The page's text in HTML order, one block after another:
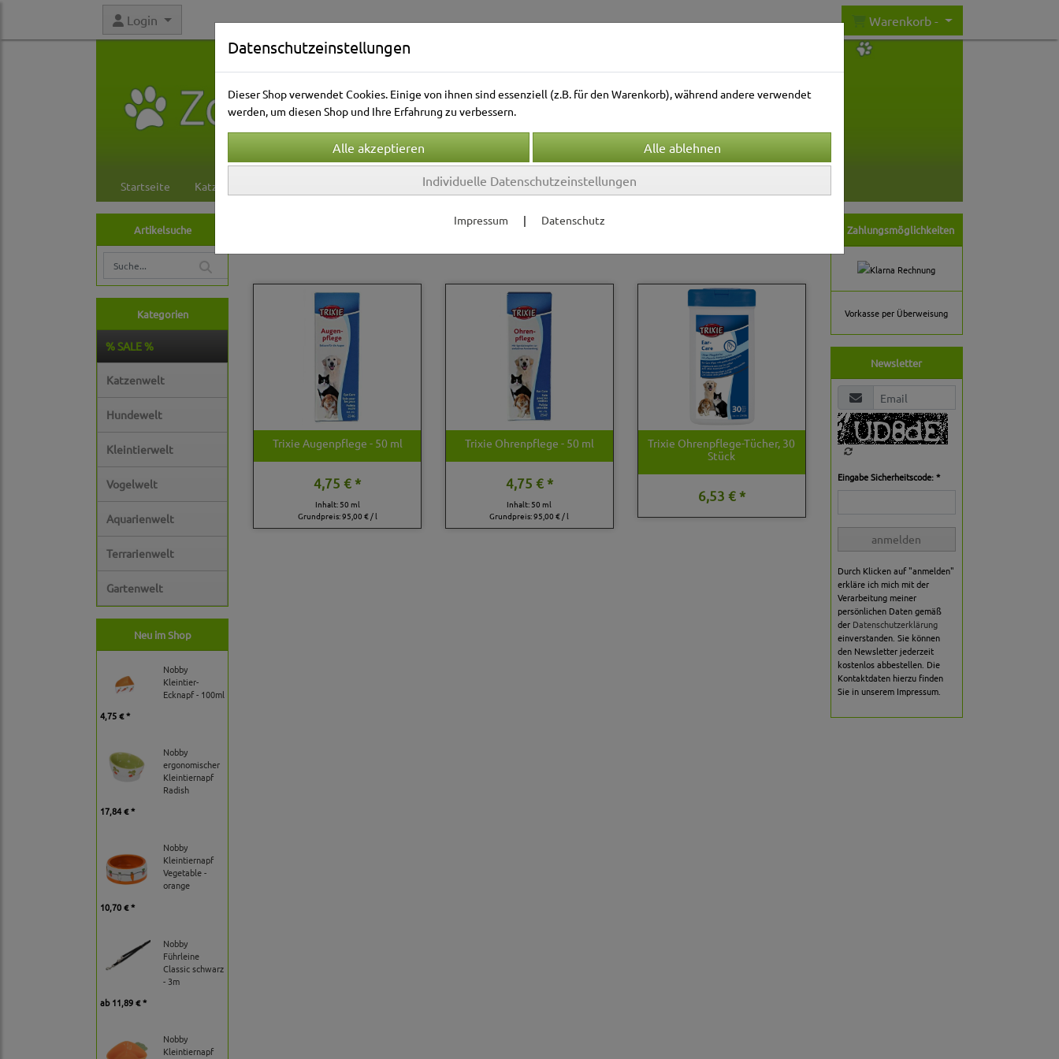
Login Warenkorb -
Startseite Katzenwelt Kleintierwelt Vogelwelt Aquarienwelt
Artikelsuche
Kategorien
% SALE %
Katzenwelt
Hundewelt
Kleintierwelt
Vogelwelt
Aquarienwelt
Terrarienwelt
Gartenwelt
Neu im Shop
Nobby
Kleintier-
Ecknapf - 100ml
4,75 € *
Nobby
ergonomischer
Kleintiernapf
Radish
17,84 € *
Nobby
Kleintiernapf
Vegetable -
orange
10,70 € *
Nobby
Führleine
Classic schwarz
- 3m
ab11,89 € *
Nobby
Kleintiernapf
Trixie Augenpflege - 50 ml
4,75 € *
Inhalt: 50 ml
Grundpreis:95,00 € / l
Trixie Ohrenpflege - 50 ml
4,75 € *
Inhalt: 50 ml
Grundpreis:95,00 € / l
Trixie Ohrenpflege-Tücher, 30
Stück
6,53 € *
Zahlungsmöglichkeiten
Vorkasse per Überweisung
Newsletter
Eingabe Sicherheitscode: *
anmelden
Durch Klicken auf "anmelden"
erkläre ich mich mit der
Verarbeitung meiner
persönlichen Daten gemäß
der Datenschutzerklärung
einverstanden. Sie können
den Newsletter jederzeit
kostenlos abbestellen. Die
Kontaktdaten hierzu finden
Sie in unserem Impressum.
Datenschutzeinstellungen
Dieser Shop verwendet Cookies. Einige von ihnen sind essenziell (z.B. für den Warenkorb), während andere verwendet
werden, um diesen Shop und Ihre Erfahrung zu verbessern.
Individuelle Datenschutzeinstellungen
Impressum | Datenschutz